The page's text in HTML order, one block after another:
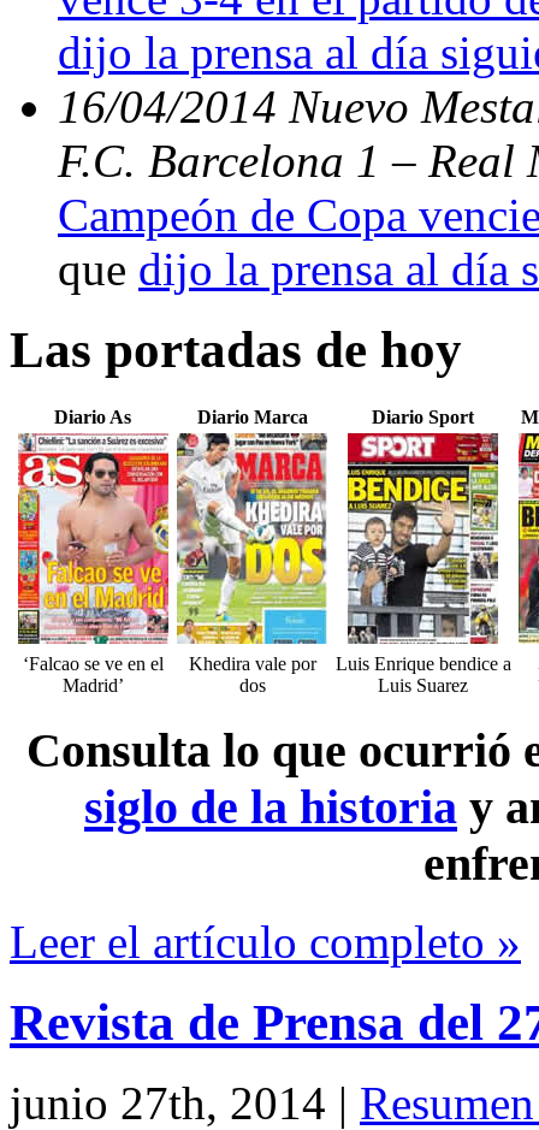
dijo la prensa al día
16/04/2014 Nuevo
F.C. Barcelona 1 –
Campeón de Copa
que dijo la prensa al día
Las portadas de hoy
Diario As Diario Marca Diario Sport
‘Falcao se ve en el
Madrid’
Khedira vale por
dos
Luis Enrique bendice a
Luis Suarez
Consulta lo que ocurrió
siglo de la historia y
Leer el artículo completo »
Revista de Prensa del
junio 27th, 2014 |